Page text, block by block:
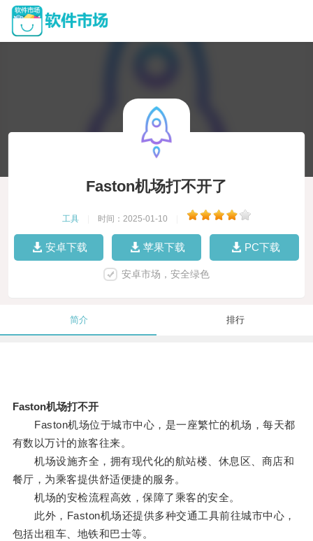
Faston机场打不开了
工具 时间：2025-01-10
安卓下载 苹果下载 PC下载
安卓市场，安全绿色
简介 排行
Faston机场打不开
Faston机场位于城市中心，是一座繁忙的机场，每天都
有数以万计的旅客往来。
机场设施齐全，拥有现代化的航站楼、休息区、商店和
餐厅，为乘客提供舒适便捷的服务。
机场的安检流程高效，保障了乘客的安全。
此外，Faston机场还提供多种交通工具前往城市中心，
包括出租车、地铁和巴士等。